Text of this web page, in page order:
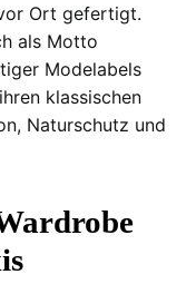
Ort gefertigt.
als Motto
Modelabels
klassischen
Naturschutz und